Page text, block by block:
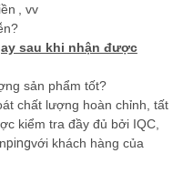
, vv
sau khi nhận được
sản phẩm tốt?
chất lượng hoàn chỉnh, tất
kiểm tra đầy đủ bởi IQC,
pingvới khách hàng của